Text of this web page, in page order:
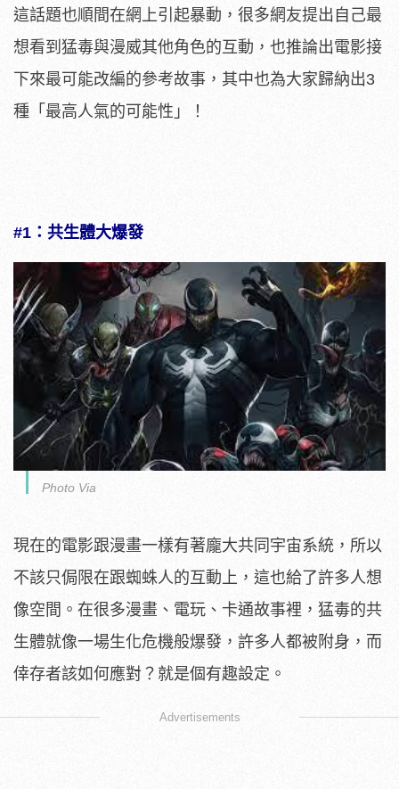
這話題也順間在網上引起暴動，很多網友提出自己最
想看到猛毒與漫威其他角色的互動，也推論出電影接
下來最可能改編的參考故事，其中也為大家歸納出3
種「最高人氣的可能性」！
#1：共生體大爆發
Photo Via
現在的電影跟漫畫一樣有著龐大共同宇宙系統，所以
不該只侷限在跟蜘蛛人的互動上，這也給了許多人想
像空間。在很多漫畫、電玩、卡通故事裡，猛毒的共
生體就像一場生化危機般爆發，許多人都被附身，而
倖存者該如何應對？就是個有趣設定。
Advertisements